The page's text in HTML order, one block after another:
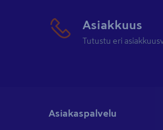
Asiakkuus
Tutustu eri
Asiakaspalvelu